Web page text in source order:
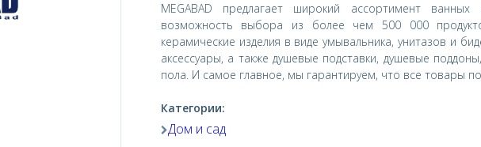
MEGABAD предлагает широкий ассортимент
возможность выбора из более чем 500 000
керамические изделия в виде умывальника, унитазов и
аксессуары, а также душевые подставки, душевые
пола. И самое главное, мы гарантируем, что все товары
Категории:
Дом и сад